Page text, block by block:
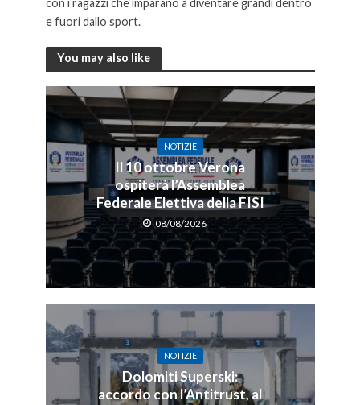
e fuori dallo sport.
You may also like
NOTIZIE
Il 10 ottobre Verona
ospiterà l’Assemblea
Federale Elettiva della FISI
08/08/2026
NOTIZIE
Dolomiti Superski:
accordo con l’Antitrust, al